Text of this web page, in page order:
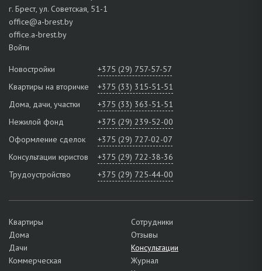
г. Брест, ул. Советская, 51-1
office@a-brest.by
office.a-brest.by
Войти
Новостройки
+375 (29) 757-57-57
Квартиры на вторичке
+375 (33) 315-51-51
Дома, дачи, участки
+375 (33) 363-51-51
Нежилой фонд
+375 (29) 239-52-00
Оформление сделок
+375 (29) 727-02-07
Консультации юристов
+375 (29) 722-38-36
Трудоустройство
+375 (29) 725-44-00
Квартиры
Дома
Дачи
Коммерческая
Сотрудники
Отзывы
Консультации
Журнал